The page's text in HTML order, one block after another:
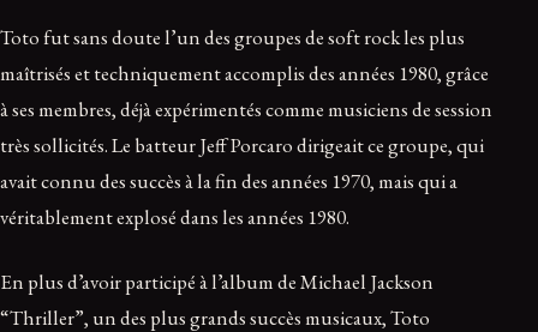
Toto fut sans doute l’un des groupes de soft rock les plus
maîtrisés et techniquement accomplis des années 1980, grâce
à ses membres, déjà expérimentés comme musiciens de session
très sollicités. Le batteur Jeff Porcaro dirigeait ce groupe, qui
avait connu des succès à la fin des années 1970, mais qui a
véritablement explosé dans les années 1980.
En plus d’avoir participé à l’album de Michael Jackson
“Thriller”, un des plus grands succès musicaux, Toto